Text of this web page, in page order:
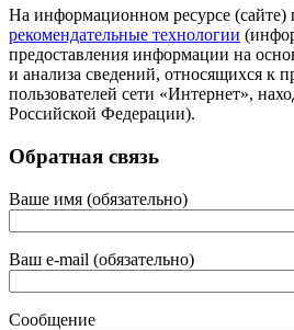
На информационном ресурсе (сайте)
рекомендательные технологии
предоставления информации на
и анализа сведений, относящихся к
пользователей сети «Интернет»,
Российской Федерации).
Обратная связь
Ваше имя (обязательно)
Ваш e-mail (обязательно)
Сообщение